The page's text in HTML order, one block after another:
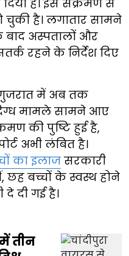
है। इस संक्रमण से
चुकी है। लगातार सामने
अस्पतालों और
रहने के निर्देश दिए
गुजरात में अब तक
मामले सामने आए
की पुष्टि हुई है,
अभी लंबित है।
का इलाज सरकारी
छह बच्चों के स्वस्थ होने
दी गई है।
तीन